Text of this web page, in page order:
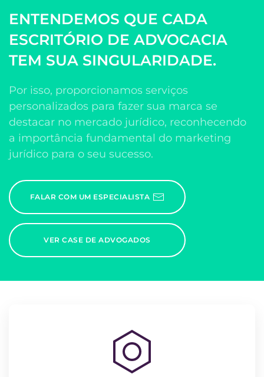
ENTENDEMOS QUE CADA
ESCRITÓRIO DE ADVOCACIA
TEM SUA SINGULARIDADE.
Por isso, proporcionamos serviços
personalizados para fazer sua marca se
destacar no mercado jurídico, reconhecendo
a importância fundamental do marketing
jurídico para o seu sucesso.
FALAR COM UM ESPECIALISTA
VER CASE DE ADVOGADOS